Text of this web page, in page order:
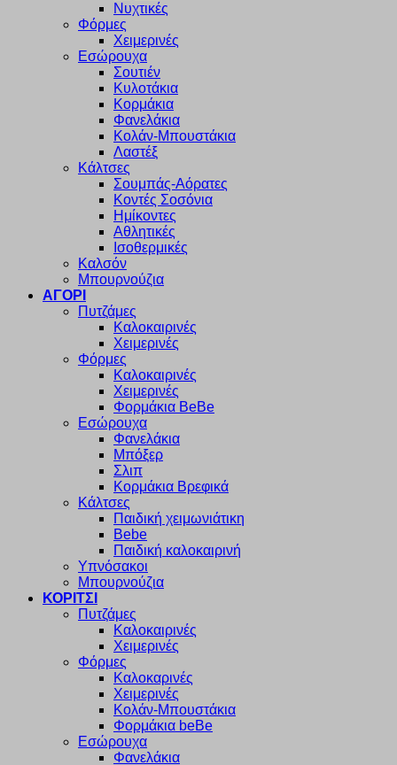
Νυχτικές
Φόρμες
Χειμερινές
Εσώρουχα
Σουτιέν
Κυλοτάκια
Κορμάκια
Φανελάκια
Κολάν-Μπουστάκια
Λαστέξ
Κάλτσες
Σουμπάς-Αόρατες
Κοντές Σοσόνια
Ημίκοντες
Αθλητικές
Ισοθερμικές
Καλσόν
Μπουρνούζια
ΑΓΟΡΙ
Πυτζάμες
Καλοκαιρινές
Χειμερινές
Φόρμες
Καλοκαιρινές
Χειμερινές
Φορμάκια BeBe
Εσώρουχα
Φανελάκια
Μπόξερ
Σλιπ
Κορμάκια Βρεφικά
Κάλτσες
Παιδική χειμωνιάτικη
Bebe
Παιδική καλοκαιρινή
Υπνόσακοι
Μπουρνούζια
ΚΟΡΙΤΣΙ
Πυτζάμες
Καλοκαιρινές
Χειμερινές
Φόρμες
Καλοκαρινές
Χειμερινές
Κολάν-Μπουστάκια
Φορμάκια beBe
Εσώρουχα
Φανελάκια